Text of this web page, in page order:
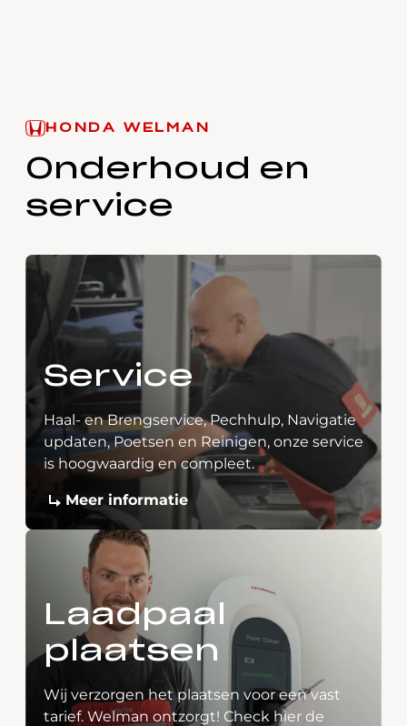
HONDA WELMAN
Onderhoud en
service
Service
Haal- en Brengservice, Pechhulp, Navigatie
updaten, Poetsen en Reinigen, onze service
is hoogwaardig en compleet.
Meer informatie
Laadpaal
plaatsen
Wij verzorgen het plaatsen voor een vast
tarief. Welman ontzorgt! Check hier de